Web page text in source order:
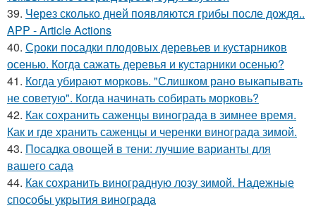
39. Через сколько дней появляются грибы после дождя..
APP - Article Actions
40. Сроки посадки плодовых деревьев и кустарников
осенью. Когда сажать деревья и кустарники осенью?
41. Когда убирают морковь. "Слишком рано выкапывать
не советую". Когда начинать собирать морковь?
42. Как сохранить саженцы винограда в зимнее время.
Как и где хранить саженцы и черенки винограда зимой.
43. Посадка овощей в тени: лучшие варианты для
вашего сада
44. Как сохранить виноградную лозу зимой. Надежные
способы укрытия винограда